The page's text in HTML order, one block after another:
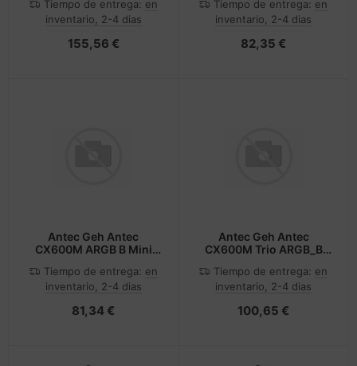
Tiempo de entrega: en
inventario, 2-4 dias
155,56 €
Tiempo de entrega: en
inventario, 2-4 dias
82,35 €
Antec Geh Antec
CX600M ARGB B Mini
Midi/Minitower - ATX
Tiempo de entrega: en
inventario, 2-4 dias
81,34 €
Antec Geh Antec
CX600M Trio ARGB_B
retail
Tiempo de entrega: en
inventario, 2-4 dias
100,65 €